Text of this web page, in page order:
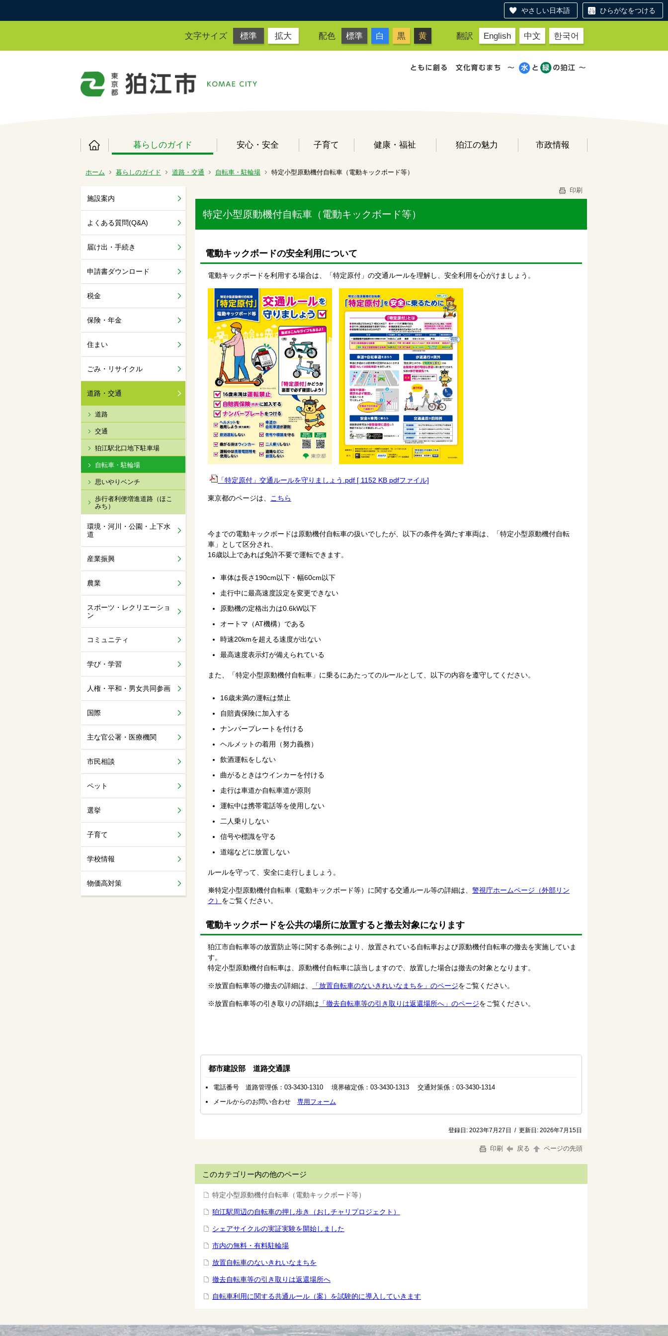
やさしい日本語 ひらがなをつける
文字サイズ 標準 拡大 配色 標準 白 黒 黄 翻訳 English 中文 한국어
暮らしのガイド 安心・安全 子育て 健康・福祉 狛江の魅力 市政情報
ホーム 暮らしのガイド 道路・交通 自転車・駐輪場 特定小型原動機付自転車（電動キックボード等）
施設案内
よくある質問(Q&A)
届け出・手続き
申請書ダウンロード
税金
保険・年金
住まい
ごみ・リサイクル
道路・交通
道路
交通
狛江駅北口地下駐車場
自転車・駐輪場
思いやりベンチ
歩行者利便増進道路（ほこ
みち）
環境・河川・公園・上下水
道
産業振興
農業
スポーツ・レクリエーショ
ン
コミュニティ
学び・学習
人権・平和・男女共同参画
国際
主な官公署・医療機関
市民相談
ペット
選挙
子育て
学校情報
物価高対策
印刷
特定小型原動機付自転車（電動キックボード等）
電動キックボードの安全利用について
電動キックボードを利用する場合は、「特定原付」の交通ルールを理解し、安全利用を心がけましょう。
「特定原付」交通ルールを守りましょう.pdf [ 1152 KB pdfファイル]
東京都のページは、 こちら
今までの電動キックボードは原動機付自転車の扱いでしたが、以下の条件を満たす車両は、「特定小型原動機付自転
車」として区分され、
16歳以上であれば免許不要で運転できます。
車体は長さ190cm以下・幅60cm以下
走行中に最高速度設定を変更できない
原動機の定格出力は0.6kW以下
オートマ（AT機構）である
時速20kmを超える速度が出ない
最高速度表示灯が備えられている
また、「特定小型原動機付自転車」に乗るにあたってのルールとして、以下の内容を遵守してください。
16歳未満の運転は禁止
自賠責保険に加入する
ナンバープレートを付ける
ヘルメットの着用（努力義務）
飲酒運転をしない
曲がるときはウインカーを付ける
走行は車道か自転車道が原則
運転中は携帯電話等を使用しない
二人乗りしない
信号や標識を守る
道端などに放置しない
ルールを守って、安全に走行しましょう。
※特定小型原動機付自転車（電動キックボード等）に関する交通ルール等の詳細は、 警視庁ホームページ（外部リン
ク） をご覧ください。
電動キックボードを公共の場所に放置すると撤去対象になります
狛江市自転車等の放置防止等に関する条例により、放置されている自転車および原動機付自転車の撤去を実施していま
す。
特定小型原動機付自転車は、原動機付自転車に該当しますので、放置した場合は撤去の対象となります。
※放置自転車等の撤去の詳細は、 「放置自転車のないきれいなまちを」のページをご覧ください。
※放置自転車等の引き取りの詳細は 「撤去自転車等の引き取りは返還場所へ」のページをご覧ください。
都市建設部 道路交通課
電話番号 道路管理係：03-3430-1310 境界確定係：03-3430-1313 交通対策係：03-3430-1314
メールからのお問い合わせ 専用フォーム
登録日: 2023年7月27日 / 更新日: 2026年7月15日
印刷 戻る ページの先頭
このカテゴリー内の他のページ
特定小型原動機付自転車（電動キックボード等）
狛江駅周辺の自転車の押し歩き（おしチャリプロジェクト）
シェアサイクルの実証実験を開始しました
市内の無料・有料駐輪場
放置自転車のないきれいなまちを
撤去自転車等の引き取りは返還場所へ
自転車利用に関する共通ルール（案）を試験的に導入していきます